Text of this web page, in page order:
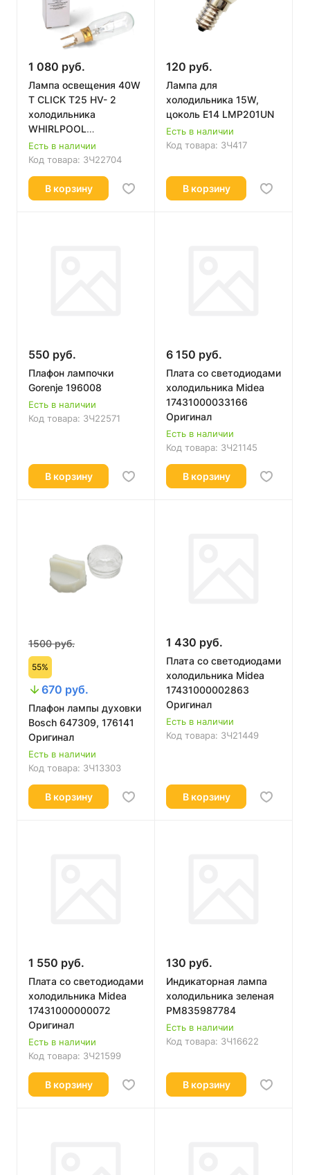
1 080 руб.
Лампа освещения 40W
T CLICK T25 HV- 2
холодильника
WHIRLPOOL
484000000986
C00313201
Есть в наличии
Код товара: ЗЧ22704
В корзину
120 руб.
Лампа для
холодильника 15W,
цоколь E14 LMP201UN
Есть в наличии
Код товара: ЗЧ417
В корзину
550 руб.
Плафон лампочки
Gorenje 196008
Есть в наличии
Код товара: ЗЧ22571
В корзину
6 150 руб.
Плата со светодиодами
холодильника Midea
17431000033166
Оригинал
Есть в наличии
Код товара: ЗЧ21145
В корзину
1500 руб.
55%
670 руб.
Плафон лампы духовки
Bosch 647309, 176141
Оригинал
Есть в наличии
Код товара: ЗЧ13303
В корзину
1 430 руб.
Плата со светодиодами
холодильника Midea
17431000002863
Оригинал
Есть в наличии
Код товара: ЗЧ21449
В корзину
1 550 руб.
Плата со светодиодами
холодильника Midea
17431000000072
Оригинал
Есть в наличии
Код товара: ЗЧ21599
В корзину
130 руб.
Индикаторная лампа
холодильника зеленая
PM835987784
Есть в наличии
Код товара: ЗЧ16622
В корзину